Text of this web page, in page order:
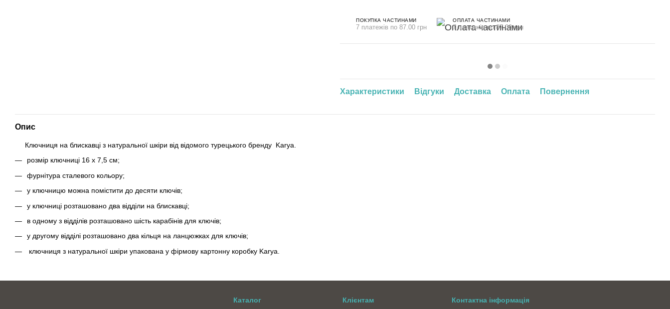
ПОКУПКА ЧАСТИНАМИ
7 платежів по 87.00 грн
ОПЛАТА ЧАСТИНАМИ
7 платежів по 87.00 грн
Характеристики Відгуки Доставка Оплата Повернення
Опис
Ключниця на блискавці з натуральної шкіри від відомого турецького бренду Karya.
розмір ключниці 16 х 7,5 см;
фурнітура сталевого кольору;
у ключницю можна помістити до десяти ключів;
у ключниці розташовано два відділи на блискавці;
в одному з відділів розташовано шість карабінів для ключів;
у другому відділі розташовано два кільця на ланцюжках для ключів;
ключниця з натуральної шкіри упакована у фірмову картонну коробку Karya.
Каталог Клієнтам Контактна інформація